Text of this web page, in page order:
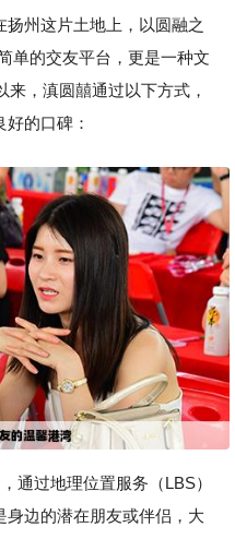
扬州这片土地上，以圆融之
单的交友平台，更是一种文
，滇圆囍通过以下方式，
的口碑：
通过地理位置服务（LBS）
身边的潜在朋友或伴侣，大